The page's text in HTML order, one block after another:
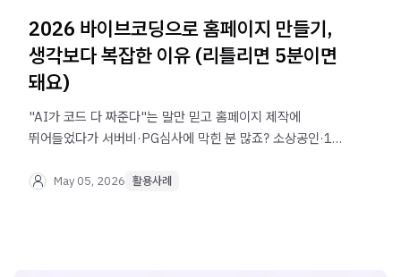
2026 바이브코딩으로 홈페이지 만들기,
생각보다 복잡한 이유 (리틀리면 5분이면
돼요)
"AI가 코드 다 짜준다"는 말만 믿고 홈페이지 제작에
뛰어들었다가 서버비·PG심사에 막힌 분 많죠? 소상공인·1인
페이지를 빠르게 운영하는 현실적인 방법을 알려드려요.
May 05, 2026 활용사례